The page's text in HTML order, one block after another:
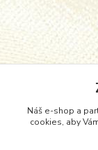
Náš e-shop a
cookies, aby